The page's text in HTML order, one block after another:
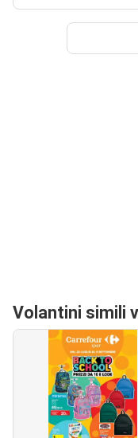
Volantini simili